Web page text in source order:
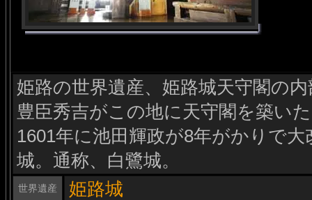
姫路の世界遺産、姫路城天守閣の
豊臣秀吉がこの地に天守閣を築い
1601年に池田輝政が8年がかりで
城。通称、白鷺城。
世界遺産 姫路城